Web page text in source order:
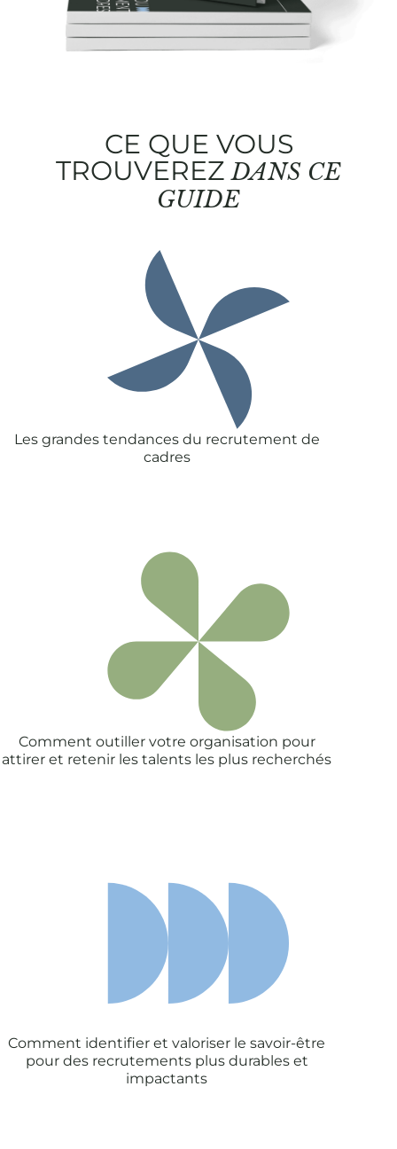
CE QUE VOUS
TROUVEREZ DANS CE
GUIDE
Les grandes tendances du recrutement de
cadres
Comment outiller votre organisation pour
attirer et retenir les talents les plus recherchés
Comment identifier et valoriser le savoir-être
pour des recrutements plus durables et
impactants